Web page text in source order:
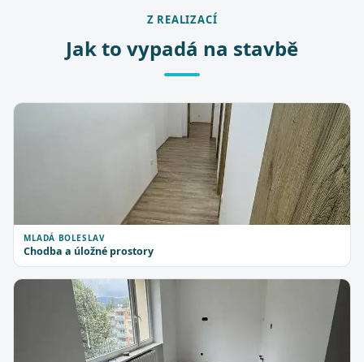
Z REALIZACÍ
Jak to vypadá na stavbě
MLADÁ BOLESLAV
Chodba a úložné prostory